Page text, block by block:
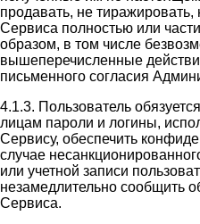
продавать, не
Сервиса полностью или
образом, в том числе
вышеперечисленные
письменного согласия
4.1.3. Пользователь
лицам пароли и логины,
Сервису, обеспечить
случае
или учетной записи
незамедлительно сообщить
Сервиса.